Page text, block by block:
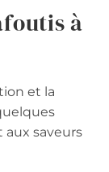
à
et la
aux saveurs